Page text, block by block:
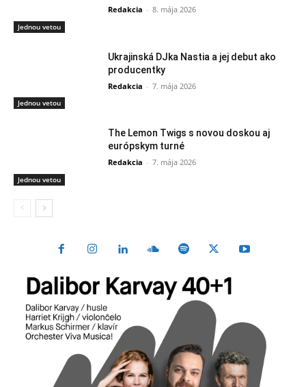
Jednou vetou
Redakcia - 8. mája 2026
Jednou vetou
Ukrajinská DJka Nastia a jej debut ako
producentky
Redakcia - 7. mája 2026
Jednou vetou
The Lemon Twigs s novou doskou aj
európskym turné
Redakcia - 7. mája 2026